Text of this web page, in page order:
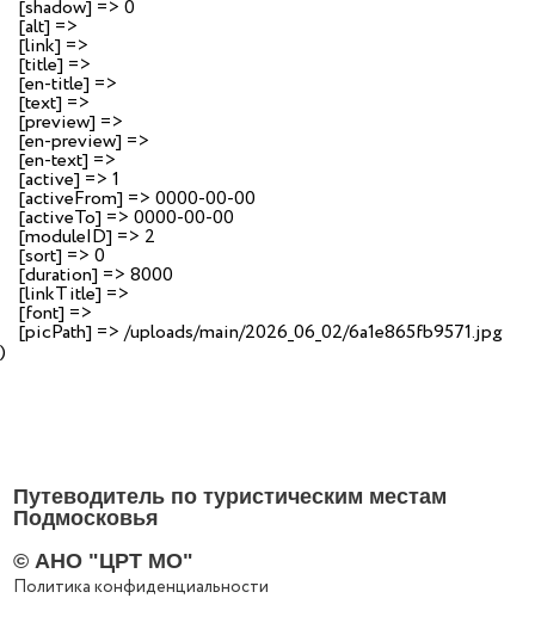
    [shadow] => 0
    [alt] =>
    [link] =>
    [title] =>
    [en-title] =>
    [text] =>
    [preview] =>
    [en-preview] =>
    [en-text] =>
    [active] => 1
    [activeFrom] => 0000-00-00
    [activeTo] => 0000-00-00
    [moduleID] => 2
    [sort] => 0
    [duration] => 8000
    [linkTitle] =>
    [font] =>
    [picPath] => /uploads/main/2026_06_02/6a1e865fb9571.jpg
Путеводитель по туристическим местам
Подмосковья
© АНО "ЦРТ МО"
Политика конфиденциальности